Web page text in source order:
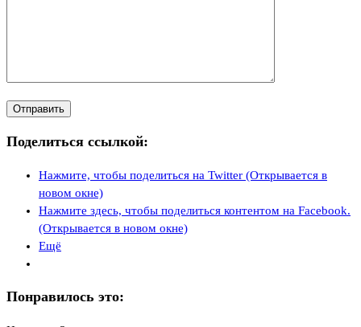
Поделиться ссылкой:
Нажмите, чтобы поделиться на Twitter (Открывается в
новом окне)
Нажмите здесь, чтобы поделиться контентом на Facebook.
(Открывается в новом окне)
Ещё
Понравилось это: